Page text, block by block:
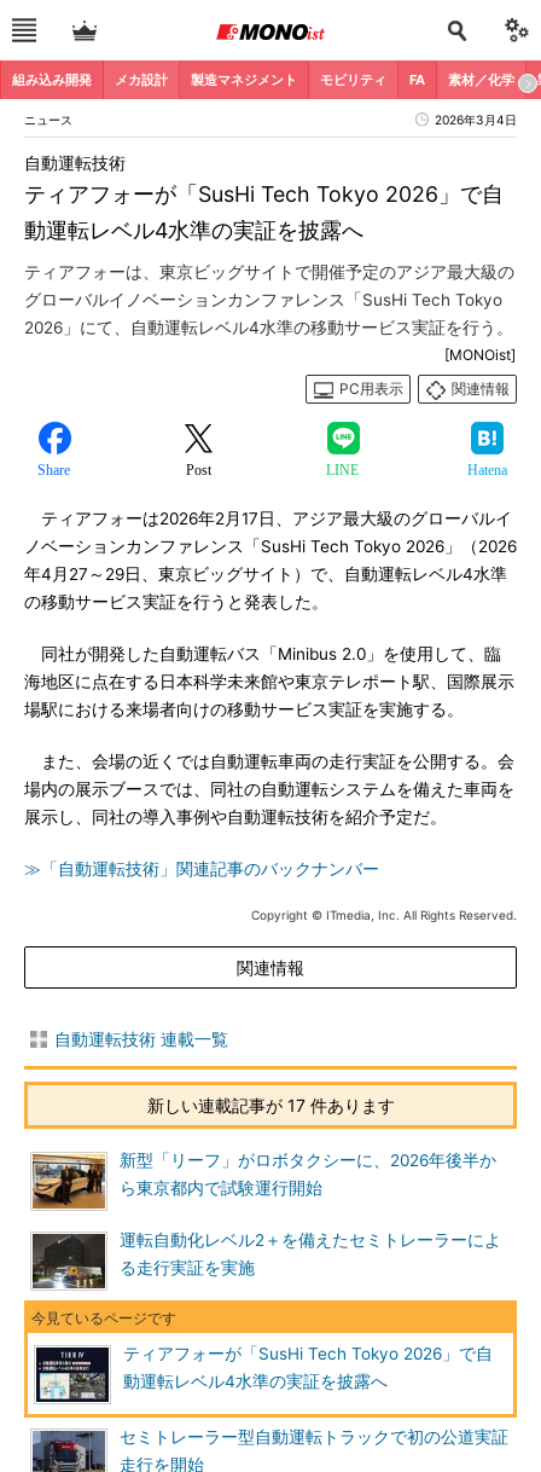
組み込み開発 メカ設計 製造マネジメント モビリティ FA 素材／化学
ニュース 2026年3月4日
ティアフォーが「SusHi Tech Tokyo 2026」で自
動運転レベル4水準の実証を披露へ
自動運転技術
ティアフォーは、東京ビッグサイトで開催予定のアジア最大級の
グローバルイノベーションカンファレンス「SusHi Tech Tokyo
2026」にて、自動運転レベル4水準の移動サービス実証を行う。
[MONOist]
PC用表示
関連情報
Share Post LINE Hatena
ティアフォーは2026年2月17日、アジア最大級のグローバルイ
ノベーションカンファレンス「SusHi Tech Tokyo 2026」（2026
年4月27～29日、東京ビッグサイト）で、自動運転レベル4水準
の移動サービス実証を行うと発表した。
同社が開発した自動運転バス「Minibus 2.0」を使用して、臨
海地区に点在する日本科学未来館や東京テレポート駅、国際展示
場駅における来場者向けの移動サービス実証を実施する。
また、会場の近くでは自動運転車両の走行実証を公開する。会
場内の展示ブースでは、同社の自動運転システムを備えた車両を
展示し、同社の導入事例や自動運転技術を紹介予定だ。
≫「自動運転技術」関連記事のバックナンバー
Copyright © ITmedia, Inc. All Rights Reserved.
関連情報
自動運転技術 連載一覧
新しい連載記事が 17 件あります
新型「リーフ」がロボタクシーに、2026年後半か
ら東京都内で試験運行開始
運転自動化レベル2＋を備えたセミトレーラーによ
る走行実証を実施
ティアフォーが「SusHi Tech Tokyo 2026」で自
動運転レベル4水準の実証を披露へ
セミトレーラー型自動運転トラックで初の公道実証
走行を開始